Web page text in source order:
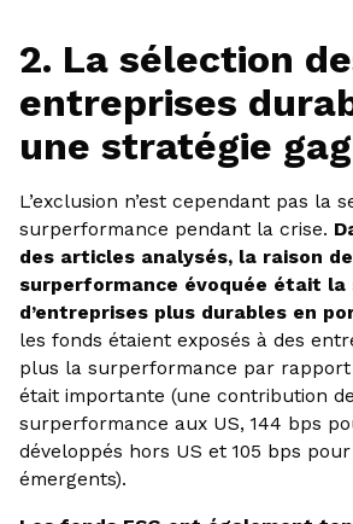
2. La sélection
entreprises
une stratégie
L’exclusion n’est cependant pas la
surperformance pendant la crise.
des articles analysés, la raison
surperformance évoquée était la
d’entreprises plus durables en
les fonds étaient exposés à des
plus la surperformance par
était importante (une contribution
surperformance aux US, 144 bps
développés hors US et 105 bps
émergents).